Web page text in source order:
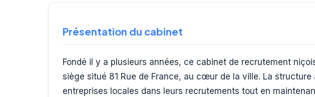
Présentation du cabinet
Fondé il y a plusieurs années, ce cabinet de recrutement
siège situé 81 Rue de France, au cœur de la ville. La structure
entreprises locales dans leurs recrutements tout en